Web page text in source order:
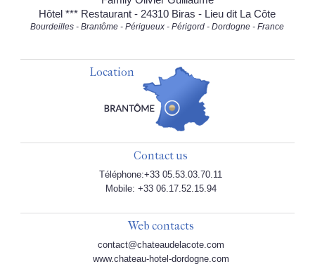
Hôtel *** Restaurant - 24310 Biras - Lieu dit La Côte
Bourdeilles - Brantôme - Périgueux - Périgord - Dordogne - France
Location
Contact us
Téléphone:+33 05.53.03.70.11
Mobile: +33 06.17.52.15.94
Web contacts
contact@chateaudelacote.com
www.chateau-hotel-dordogne.com